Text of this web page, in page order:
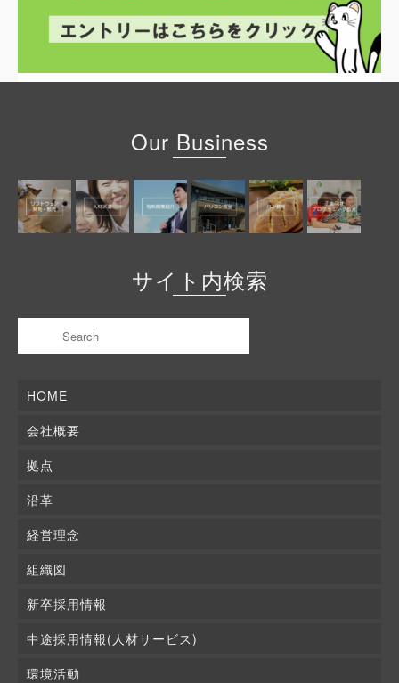
Our Business
サイト内検索
HOME
会社概要
拠点
沿革
経営理念
組織図
新卒採用情報
中途採用情報(人材サービス)
環境活動